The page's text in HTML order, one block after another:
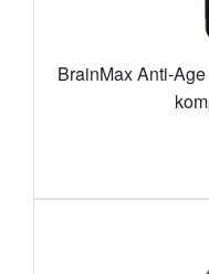
BrainMax Anti-